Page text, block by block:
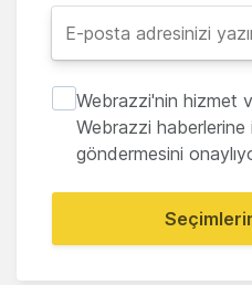
Webrazzi'nin hizmet
Webrazzi
göndermesini